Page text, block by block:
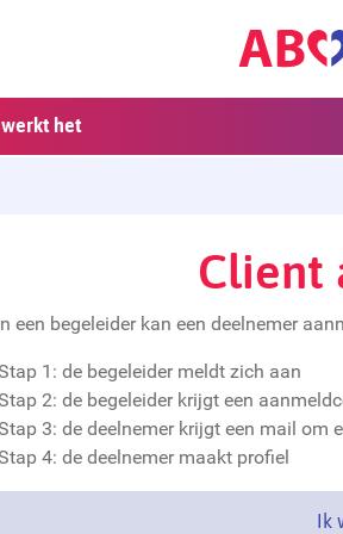
het
Client
een begeleider kan een deelnemer
1: de begeleider meldt zich aan
2: de begeleider krijgt een
3: de deelnemer krijgt een mail om
4: de deelnemer maakt profiel
Ik